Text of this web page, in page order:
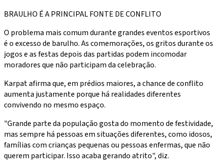
BRAULHO É A PRINCIPAL FONTE DE CONFLITO
O problema mais comum durante grandes eventos esportivos
é o excesso de barulho. As comemorações, os gritos durante os
jogos e as festas depois das partidas podem incomodar
moradores que não participam da celebração.
Karpat afirma que, em prédios maiores, a chance de conflito
aumenta justamente porque há realidades diferentes
convivendo no mesmo espaço.
"Grande parte da população gosta do momento de festividade,
mas sempre há pessoas em situações diferentes, como idosos,
famílias com crianças pequenas ou pessoas enfermas, que não
querem participar. Isso acaba gerando atrito", diz.